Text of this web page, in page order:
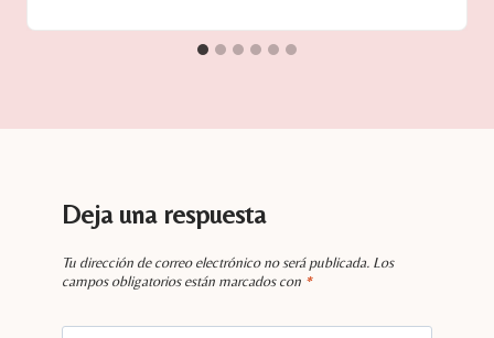
Deja una respuesta
Tu dirección de correo electrónico no será publicada. Los
campos obligatorios están marcados con *